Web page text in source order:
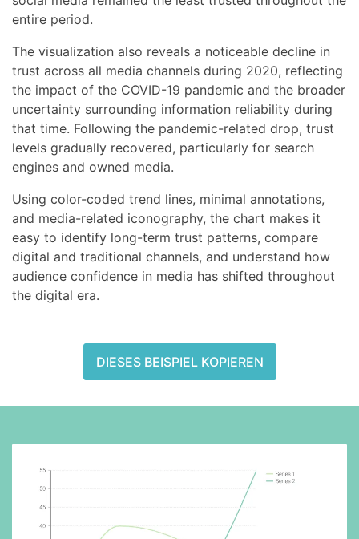
entire period.
The visualization also reveals a noticeable decline in
trust across all media channels during 2020, reflecting
the impact of the COVID-19 pandemic and the broader
uncertainty surrounding information reliability during
that time. Following the pandemic-related drop, trust
levels gradually recovered, particularly for search
engines and owned media.
Using color-coded trend lines, minimal annotations,
and media-related iconography, the chart makes it
easy to identify long-term trust patterns, compare
digital and traditional channels, and understand how
audience confidence in media has shifted throughout
the digital era.
DIESES BEISPIEL KOPIEREN